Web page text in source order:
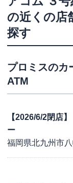
の近くの店
探す
プロミスのカ
ATM
【2026/6/2閉店
ー
福岡県北九州市